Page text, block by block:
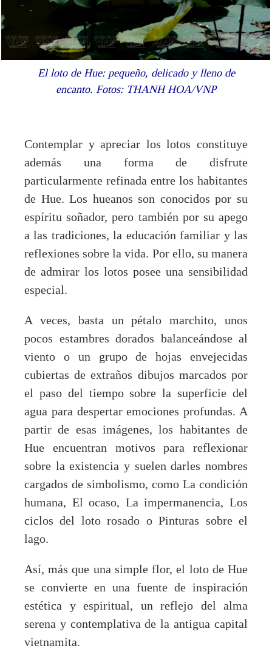
El loto de Hue: pequeño, delicado y lleno de
encanto. Fotos: THANH HOA/VNP
Contemplar y apreciar los lotos constituye
además una forma de disfrute
particularmente refinada entre los habitantes
de Hue. Los hueanos son conocidos por su
espíritu soñador, pero también por su apego
a las tradiciones, la educación familiar y las
reflexiones sobre la vida. Por ello, su manera
de admirar los lotos posee una sensibilidad
especial.
A veces, basta un pétalo marchito, unos
pocos estambres dorados balanceándose al
viento o un grupo de hojas envejecidas
cubiertas de extraños dibujos marcados por
el paso del tiempo sobre la superficie del
agua para despertar emociones profundas. A
partir de esas imágenes, los habitantes de
Hue encuentran motivos para reflexionar
sobre la existencia y suelen darles nombres
cargados de simbolismo, como La condición
humana, El ocaso, La impermanencia, Los
ciclos del loto rosado o Pinturas sobre el
lago.
Así, más que una simple flor, el loto de Hue
se convierte en una fuente de inspiración
estética y espiritual, un reflejo del alma
serena y contemplativa de la antigua capital
vietnamita.